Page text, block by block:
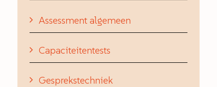
Assessment algemeen
Capaciteitentests
Gesprekstechniek